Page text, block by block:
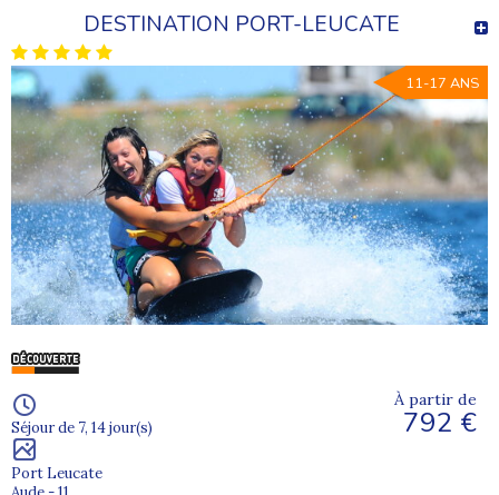
DESTINATION PORT-LEUCATE
11-17 ANS
Séjour de 7, 14 jour(s)
Port Leucate
À partir de
792 €